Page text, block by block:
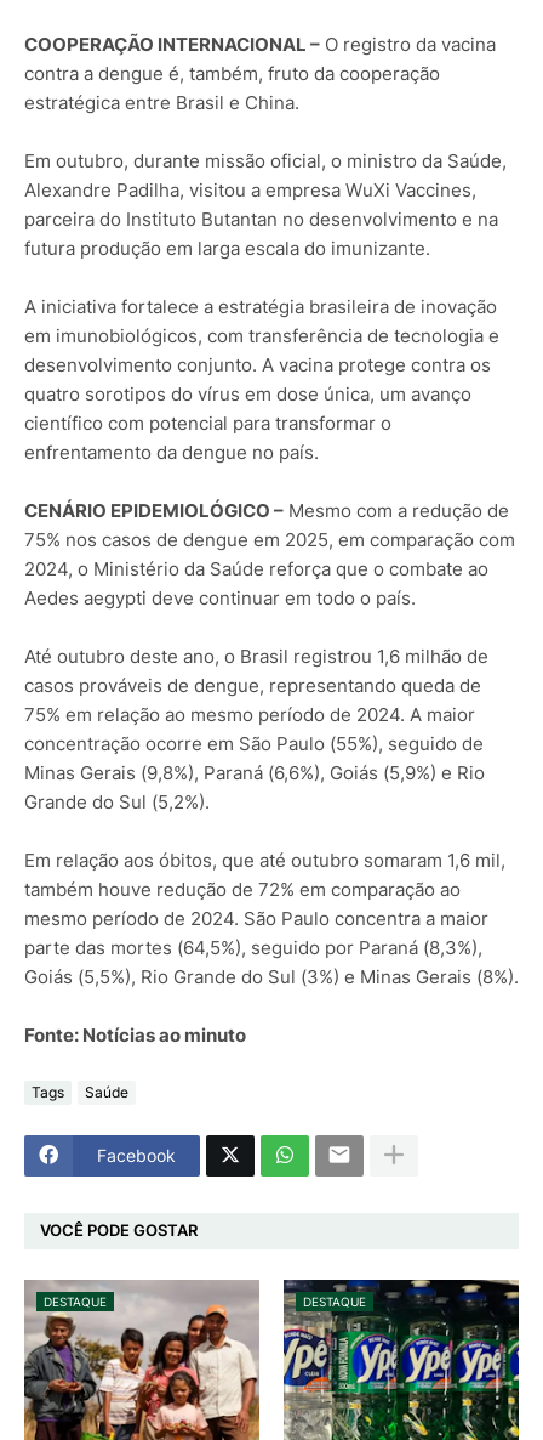
COOPERAÇÃO INTERNACIONAL – O registro da vacina
contra a dengue é, também, fruto da cooperação
estratégica entre Brasil e China.
Em outubro, durante missão oficial, o ministro da Saúde,
Alexandre Padilha, visitou a empresa WuXi Vaccines,
parceira do Instituto Butantan no desenvolvimento e na
futura produção em larga escala do imunizante.
A iniciativa fortalece a estratégia brasileira de inovação
em imunobiológicos, com transferência de tecnologia e
desenvolvimento conjunto. A vacina protege contra os
quatro sorotipos do vírus em dose única, um avanço
científico com potencial para transformar o
enfrentamento da dengue no país.
CENÁRIO EPIDEMIOLÓGICO – Mesmo com a redução de
75% nos casos de dengue em 2025, em comparação com
2024, o Ministério da Saúde reforça que o combate ao
Aedes aegypti deve continuar em todo o país.
Até outubro deste ano, o Brasil registrou 1,6 milhão de
casos prováveis de dengue, representando queda de
75% em relação ao mesmo período de 2024. A maior
concentração ocorre em São Paulo (55%), seguido de
Minas Gerais (9,8%), Paraná (6,6%), Goiás (5,9%) e Rio
Grande do Sul (5,2%).
Em relação aos óbitos, que até outubro somaram 1,6 mil,
também houve redução de 72% em comparação ao
mesmo período de 2024. São Paulo concentra a maior
parte das mortes (64,5%), seguido por Paraná (8,3%),
Goiás (5,5%), Rio Grande do Sul (3%) e Minas Gerais (8%).
Fonte: Notícias ao minuto
Tags Saúde
Facebook
VOCÊ PODE GOSTAR
DESTAQUE DESTAQUE